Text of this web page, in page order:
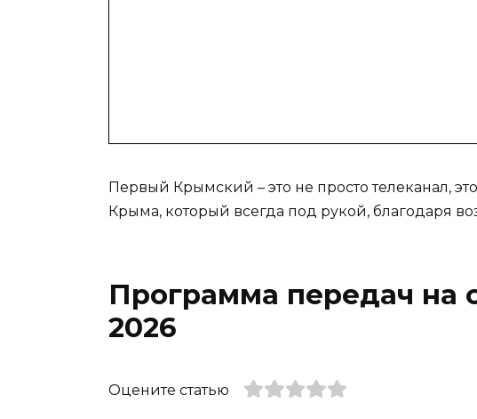
Первый Крымский – это не просто телеканал,
Крыма, который всегда под рукой, благодаря
Программа передач на
2026
Оцените статью